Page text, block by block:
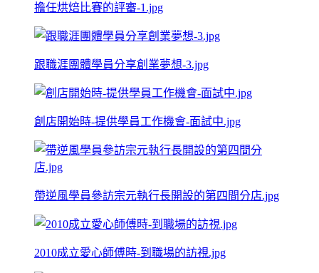
擔任烘焙比賽的評審-1.jpg
跟職涯團體學員分享創業夢想-3.jpg
創店開始時-提供學員工作機會-面試中.jpg
帶逆風學員參訪宗元執行長開設的第四間分店.jpg
2010成立愛心師傅時-到職場的訪視.jpg